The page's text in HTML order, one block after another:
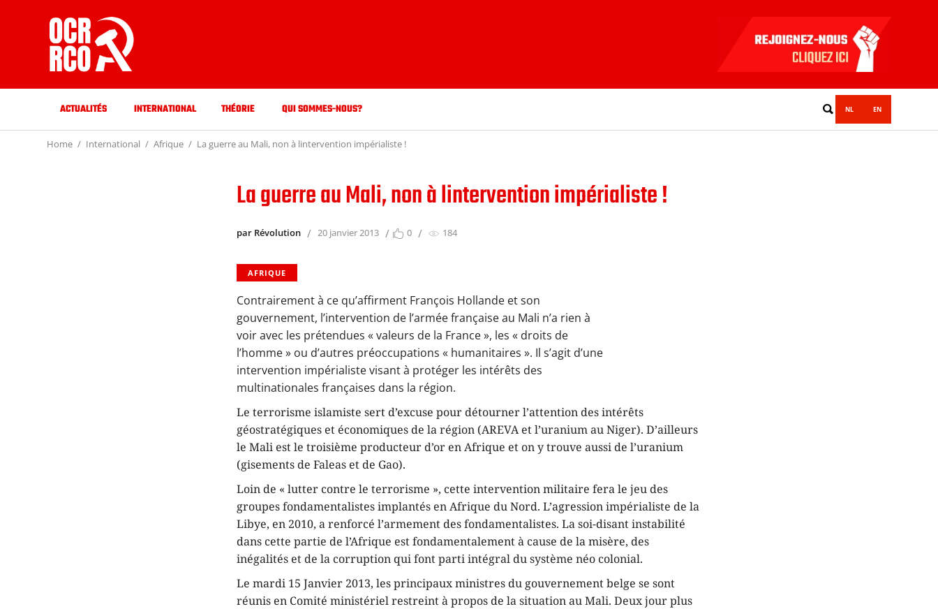
ACTUALITÉS INTERNATIONAL THÉORIE QUI SOMMES-NOUS? NL EN
Home International Afrique La guerre au Mali, non à lintervention impérialiste !
La guerre au Mali, non à lintervention impérialiste !
par Révolution 20 janvier 2013 0 184
AFRIQUE
Contrairement à ce qu’affirment François Hollande et son
gouvernement, l’intervention de l’armée française au Mali n’a rien à
voir avec les prétendues « valeurs de la France », les « droits de
l’homme » ou d’autres préoccupations « humanitaires ». Il s’agit d’une
intervention impérialiste visant à protéger les intérêts des
multinationales françaises dans la région.
Le terrorisme islamiste sert d’excuse pour détourner l’attention des intérêts
géostratégiques et économiques de la région (AREVA et l’uranium au Niger). D’ailleurs
le Mali est le troisième producteur d’or en Afrique et on y trouve aussi de l’uranium
(gisements de Faleas et de Gao).
Loin de « lutter contre le terrorisme », cette intervention militaire fera le jeu des
groupes fondamentalistes implantés en Afrique du Nord. L’agression impérialiste de la
Libye, en 2010, a renforcé l’armement des fondamentalistes. La soi-disant instabilité
dans cette partie de l’Afrique est fondamentalement à cause de la misère, des
inégalités et de la corruption qui font parti intégral du système néo colonial.
Le mardi 15 Janvier 2013, les principaux ministres du gouvernement belge se sont
réunis en Comité ministériel restreint à propos de la situation au Mali. Deux jour plus